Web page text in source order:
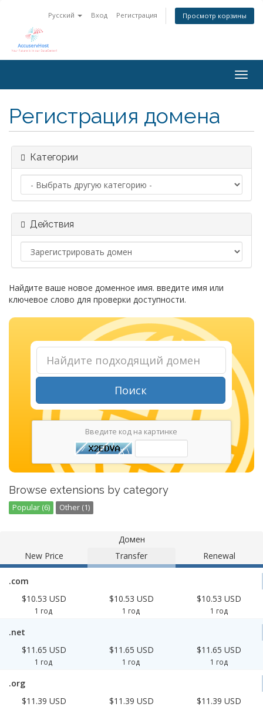
Русский Вход Регистрация Просмотр корзины
Регистрация домена
Категории
Действия
Найдите ваше новое доменное имя. введите имя или
ключевое слово для проверки доступности.
Поиск
Введите код на картинке
Browse extensions by category
Popular (6) Other (1)
Домен
New Price
Transfer Renewal
.com
$10.53 USD
1 год
$10.53 USD
1 год
$10.53 USD
1 год
.net
$11.65 USD
1 год
$11.65 USD
1 год
$11.65 USD
1 год
.org
$11.39 USD
$11.39 USD $11.39 USD